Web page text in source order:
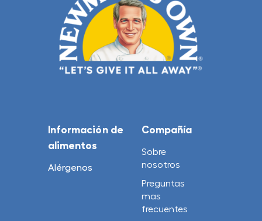
Información de
alimentos
Alérgenos
Compañía
Sobre
nosotros
Preguntas
mas
frecuentes